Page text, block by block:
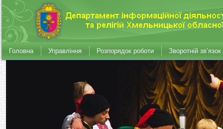
Головна Управління Розпорядок роботи Зворотній зв’язок